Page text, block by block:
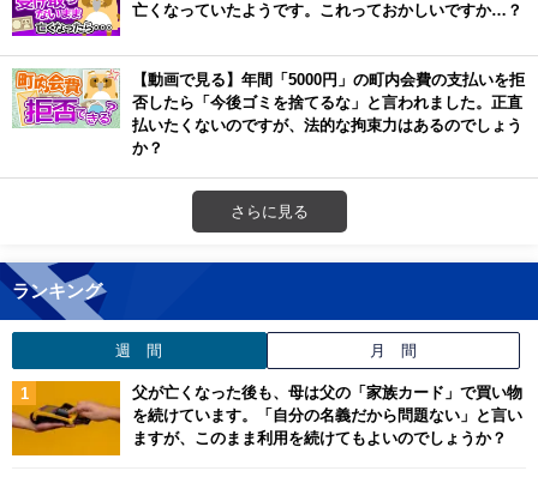
亡くなっていたようです。これっておかしいですか…？
【動画で見る】年間「5000円」の町内会費の支払いを拒
否したら「今後ゴミを捨てるな」と言われました。正直
払いたくないのですが、法的な拘束力はあるのでしょう
か？
さらに見る
ランキング
週 間 月 間
父が亡くなった後も、母は父の「家族カード」で買い物
を続けています。「自分の名義だから問題ない」と言い
ますが、このまま利用を続けてもよいのでしょうか？